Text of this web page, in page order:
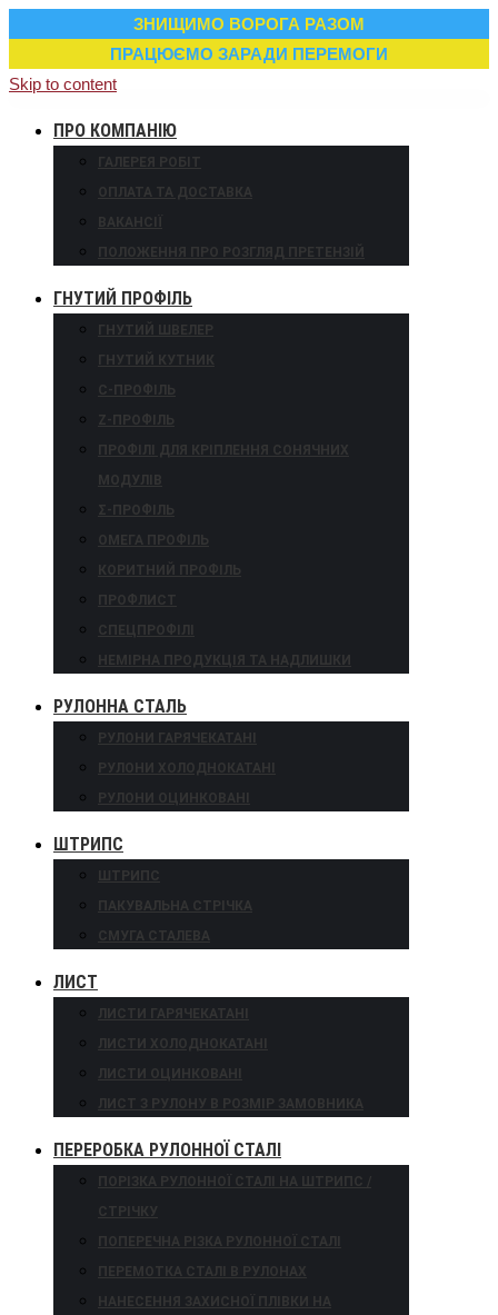
ЗНИЩИМО ВОРОГА РАЗОМ
ПРАЦЮЄМО ЗАРАДИ ПЕРЕМОГИ
Skip to content
ПРО КОМПАНІЮ
ГАЛЕРЕЯ РОБІТ
ОПЛАТА ТА ДОСТАВКА
ВАКАНСІЇ
ПОЛОЖЕННЯ ПРО РОЗГЛЯД ПРЕТЕНЗІЙ
ГНУТИЙ ПРОФІЛЬ
ГНУТИЙ ШВЕЛЕР
ГНУТИЙ КУТНИК
С-ПРОФІЛЬ
Z-ПРОФІЛЬ
ПРОФІЛІ ДЛЯ КРІПЛЕННЯ СОНЯЧНИХ
МОДУЛІВ
Σ-ПРОФІЛЬ
ОМЕГА ПРОФІЛЬ
КОРИТНИЙ ПРОФІЛЬ
ПРОФЛИСТ
СПЕЦПРОФІЛІ
НЕМІРНА ПРОДУКЦІЯ ТА НАДЛИШКИ
РУЛОННА СТАЛЬ
РУЛОНИ ГАРЯЧЕКАТАНІ
РУЛОНИ ХОЛОДНОКАТАНІ
РУЛОНИ ОЦИНКОВАНІ
ШТРИПС
ШТРИПС
ПАКУВАЛЬНА СТРІЧКА
СМУГА СТАЛЕВА
ЛИСТ
ЛИСТИ ГАРЯЧЕКАТАНІ
ЛИСТИ ХОЛОДНОКАТАНІ
ЛИСТИ ОЦИНКОВАНІ
ЛИСТ З РУЛОНУ В РОЗМІР ЗАМОВНИКА
ПЕРЕРОБКА РУЛОННОЇ СТАЛІ
ПОРІЗКА РУЛОННОЇ СТАЛІ НА ШТРИПС /
СТРІЧКУ
ПОПЕРЕЧНА РІЗКА РУЛОННОЇ СТАЛІ
ПЕРЕМОТКА СТАЛІ В РУЛОНАХ
НАНЕСЕННЯ ЗАХИСНОЇ ПЛІВКИ НА